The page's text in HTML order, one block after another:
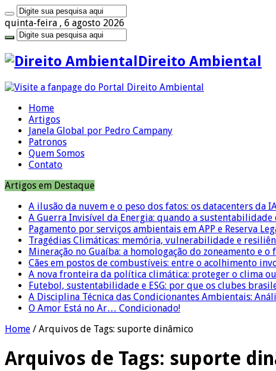
quinta-feira , 6 agosto 2026
Direito Ambiental
Home
Artigos
Janela Global por Pedro Campany
Patronos
Quem Somos
Contato
Artigos em Destaque
A ilusão da nuvem e o peso dos fatos: os datacenters
A Guerra Invisível da Energia: quando a
Pagamento por serviços ambientais em APP e Reserva
Tragédias Climáticas: memória, vulnerabilidade e
Mineração no Guaíba: a homologação do zoneamento e
Cães em postos de combustíveis: entre o acolhimento
A nova fronteira da política climática: proteger o clima ou
Futebol, sustentabilidade e ESG: por que os clubes
A Disciplina Técnica das Condicionantes Ambientais:
O Amor Está no Ar… Condicionado!
Home / Arquivos de Tags: suporte dinâmico
Arquivos de Tags: suporte